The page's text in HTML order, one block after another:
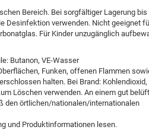
Bereich. Bei sorgfältiger Lagerung bis
Desinfektion verwenden. Nicht geeignet
Für Kinder unzugänglich
Butanon, VE-Wasser
Funken, offenen Flammen
halten. Bei Brand: Kohlendioxid,
Löschen verwenden. An einem gut
den örtlichen/nationalen/internationalen
und Produktinformationen lesen.